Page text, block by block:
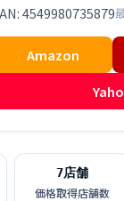
4549980735879
Amazon
7店舗
価格取得店舗数